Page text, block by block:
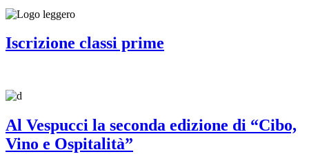
Iscrizione classi prime
Al Vespucci la seconda edizione di “Cibo,
Vino e Ospitalità”